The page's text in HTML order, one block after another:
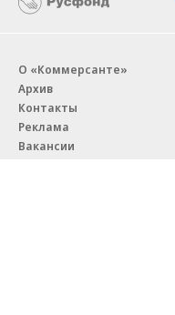
О «Коммерсанте»
Архив
Контакты
Реклама
Вакансии